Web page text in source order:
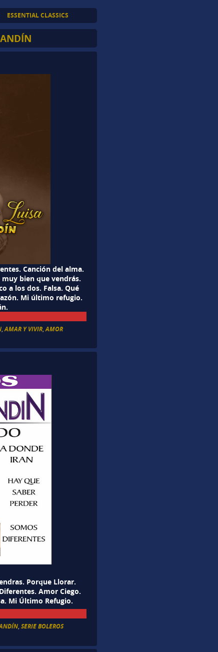
ESSENTIAL CLASSICS
Canción del alma.
bien que vendrás.
a los dos. Falsa. Qué
Mi último refugio.
,AMAR Y VIVIR ,AMOR
Porque Llorar.
Amor Ciego.
Mi Último Refugio.
,SERIE BOLEROS